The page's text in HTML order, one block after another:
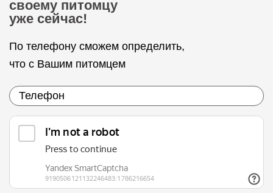
своему питомцу
уже сейчас!
По телефону сможем определить,
что с Вашим питомцем